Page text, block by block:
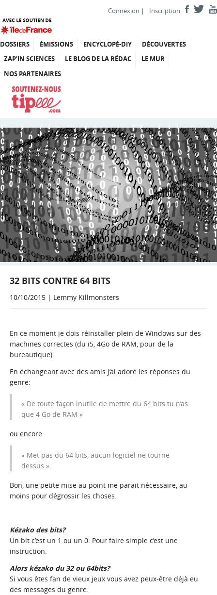
Connexion | Inscription
DOSSIERS ÉMISSIONS ENCYCLOPÉ-DIY
DÉCOUVERTES
ZAP’IN SCIENCES
LE BLOG DE LA RÉDAC
LE MUR
NOS PARTENAIRES
32 BITS CONTRE 64 BITS
10/10/2015 | Lemmy Killmonsters
En ce moment je dois réinstaller plein de Windows sur des
machines correctes (du i5, 4Go de RAM, pour de la
bureautique).
En échangeant avec des amis j’ai adoré les réponses du
genre:
« De toute façon inutile de mettre du 64 bits tu n’as
que 4 Go de RAM »
ou encore
« Met pas du 64 bits, aucun logiciel ne tourne
dessus ».
Bon, une petite mise au point me parait nécessaire, au
moins pour dégrossir les choses.
Kézako des bits?
Un bit c’est un 1 ou un 0. Pour faire simple c’est une
instruction.
Alors kézako du 32 ou 64bits?
Si vous êtes fan de vieux jeux vous avez peux-être déjà eu
des messages du genre: